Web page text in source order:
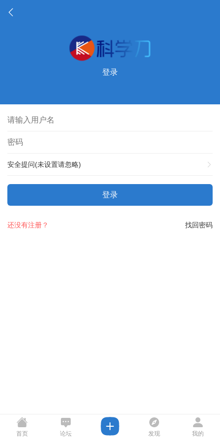
登录
安全提问(未设置请忽略)
登录
找回密码
还没有注册？
首页 论坛 发现 我的